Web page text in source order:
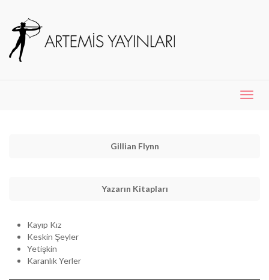
Gillian Flynn
Yazarın Kitapları
Kayıp Kız
Keskin Şeyler
Yetişkin
Karanlık Yerler